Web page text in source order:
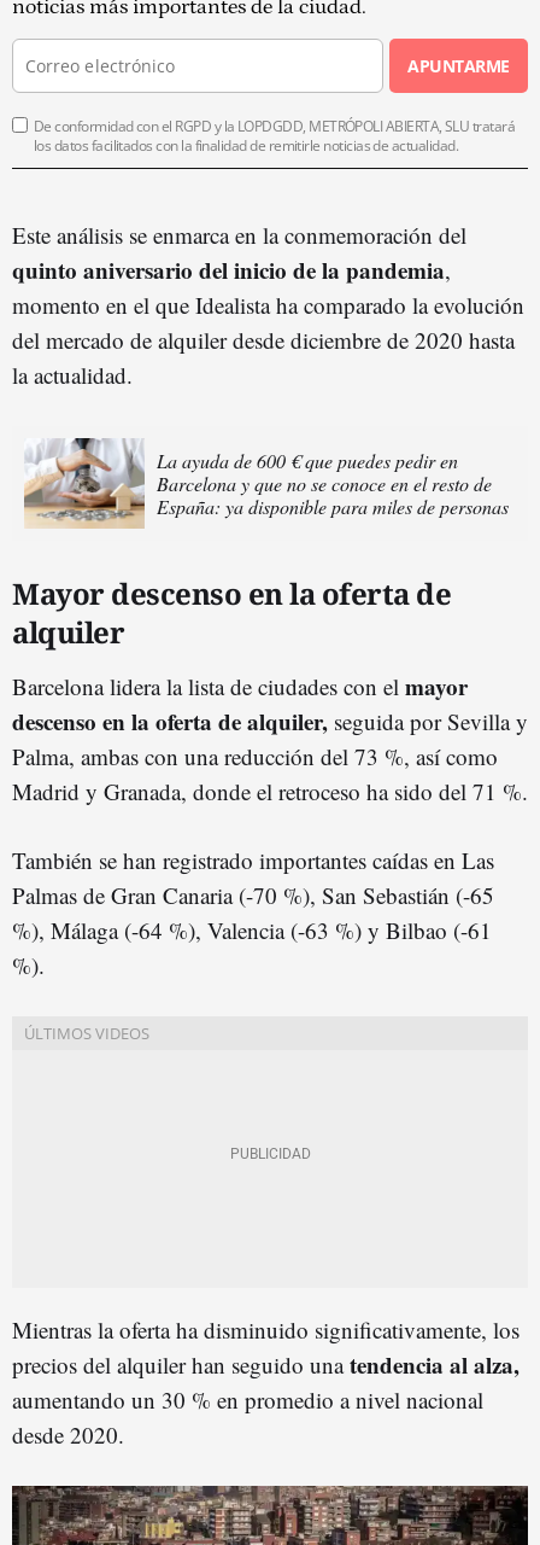
noticias más importantes de la ciudad.
APUNTARME
De conformidad con el RGPD y la LOPDGDD, METRÓPOLI ABIERTA, SLU tratará
los datos facilitados con la finalidad de remitirle noticias de actualidad.
Este análisis se enmarca en la conmemoración del
quinto aniversario del inicio de la pandemia,
momento en el que Idealista ha comparado la evolución
del mercado de alquiler desde diciembre de 2020 hasta
la actualidad.
La ayuda de 600 € que puedes pedir en
Barcelona y que no se conoce en el resto de
España: ya disponible para miles de personas
Mayor descenso en la oferta de
alquiler
Barcelona lidera la lista de ciudades con el mayor
descenso en la oferta de alquiler, seguida por Sevilla y
Palma, ambas con una reducción del 73 %, así como
Madrid y Granada, donde el retroceso ha sido del 71 %.
También se han registrado importantes caídas en Las
Palmas de Gran Canaria (-70 %), San Sebastián (-65
%), Málaga (-64 %), Valencia (-63 %) y Bilbao (-61
%).
Mientras la oferta ha disminuido significativamente, los
precios del alquiler han seguido unatendencia al alza,
aumentando un 30 % en promedio a nivel nacional
desde 2020.